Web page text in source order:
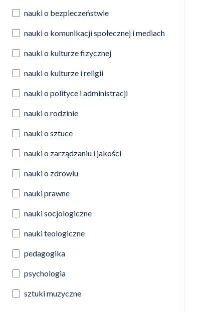
nauki o bezpieczeństwie
nauki o komunikacji społecznej i mediach
nauki o kulturze fizycznej
nauki o kulturze i religii
nauki o polityce i administracji
nauki o rodzinie
nauki o sztuce
nauki o zarządzaniu i jakości
nauki o zdrowiu
nauki prawne
nauki socjologiczne
nauki teologiczne
pedagogika
psychologia
sztuki muzyczne